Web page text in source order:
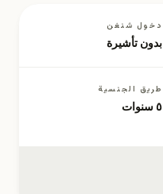
دخول شنغن
بدون تأشيرة
طريق الجنسية
٥ سنوات